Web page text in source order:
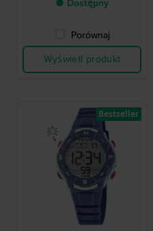
● Dostępny
Porównaj
Wyświetl produkt
Bestseller